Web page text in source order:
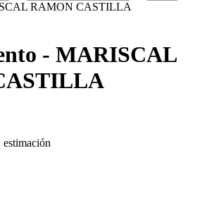
RAMON CASTILLA
- MARISCAL
estimación